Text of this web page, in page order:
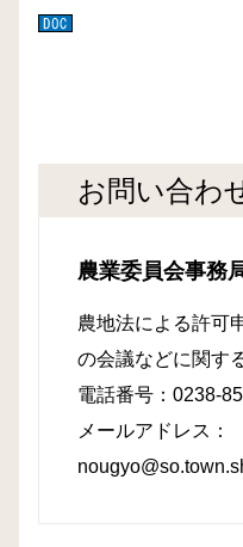
お問い合わ
農業委員会事務
農地法による許可
の会議などに関す
電話番号：0238-
メールアドレス：